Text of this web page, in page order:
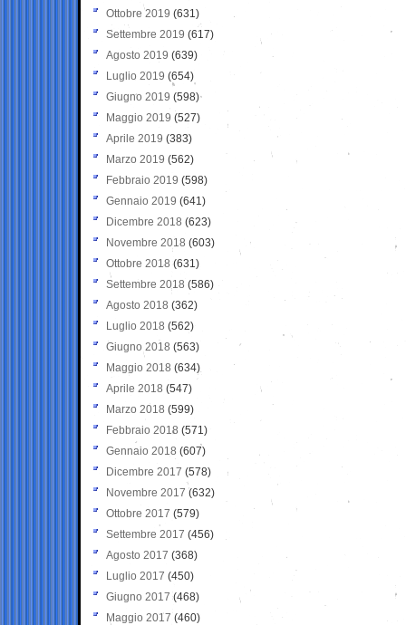
Ottobre 2019 (631)
Settembre 2019 (617)
Agosto 2019 (639)
Luglio 2019 (654)
Giugno 2019 (598)
Maggio 2019 (527)
Aprile 2019 (383)
Marzo 2019 (562)
Febbraio 2019 (598)
Gennaio 2019 (641)
Dicembre 2018 (623)
Novembre 2018 (603)
Ottobre 2018 (631)
Settembre 2018 (586)
Agosto 2018 (362)
Luglio 2018 (562)
Giugno 2018 (563)
Maggio 2018 (634)
Aprile 2018 (547)
Marzo 2018 (599)
Febbraio 2018 (571)
Gennaio 2018 (607)
Dicembre 2017 (578)
Novembre 2017 (632)
Ottobre 2017 (579)
Settembre 2017 (456)
Agosto 2017 (368)
Luglio 2017 (450)
Giugno 2017 (468)
Maggio 2017 (460)